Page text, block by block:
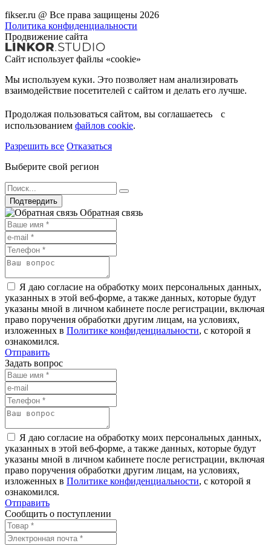
fikser.ru @ Все права защищены 2026
Политика конфиденциальности
Продвижение сайта
Сайт использует файлы «cookie»
Мы используем куки. Это позволяет нам анализировать
взаимодействие посетителей с сайтом и делать его лучше.
Продолжая пользоваться сайтом, вы соглашаетесь с
использованием файлов cookie.
Разрешить все Отказаться
Выберите свой регион
Подтвердить
Обратная связь
Я даю согласие на обработку моих персональных данных,
указанных в этой веб-форме, а также данных, которые будут
указаны мной в личном кабинете после регистрации, включая
право поручения обработки другим лицам, на условиях,
изложенных в Политике конфиденциальности, с которой я
ознакомился.
Отправить
Задать вопрос
Я даю согласие на обработку моих персональных данных,
указанных в этой веб-форме, а также данных, которые будут
указаны мной в личном кабинете после регистрации, включая
право поручения обработки другим лицам, на условиях,
изложенных в Политике конфиденциальности, с которой я
ознакомился.
Отправить
Сообщить о поступлении